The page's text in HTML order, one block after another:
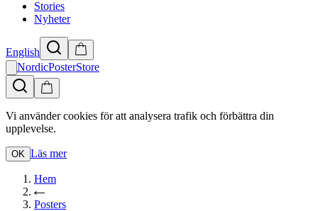
Stories
Nyheter
English
NordicPosterStore
Vi använder cookies för att analysera trafik och förbättra din
upplevelse.
OK Läs mer
Hem
Posters